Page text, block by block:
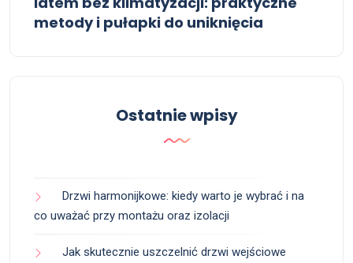
metody i pułapki do uniknięcia
Ostatnie wpisy
Drzwi harmonijkowe: kiedy warto je wybrać i na
co uważać przy montażu oraz izolacji
Jak skutecznie uszczelnić drzwi wejściowe